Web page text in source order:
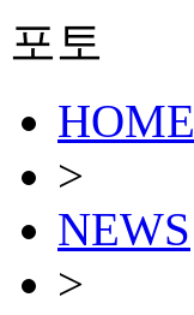
포토
HOME
>
NEWS
>